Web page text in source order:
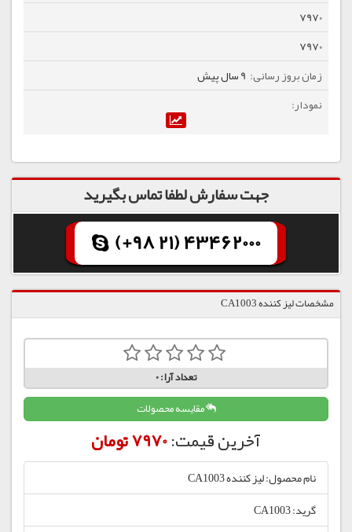
7970
7970
9 سال پیش
جهت سفارش لطفا تماس بگیرید
(+98 21) 43462000
مشخصات لیز کننده CA1003
تعداد آرا:0
مقایسه محصولات
آخرین قیمت:7970 تومان
نام محصول: لیز کننده CA1003
گرید: CA1003